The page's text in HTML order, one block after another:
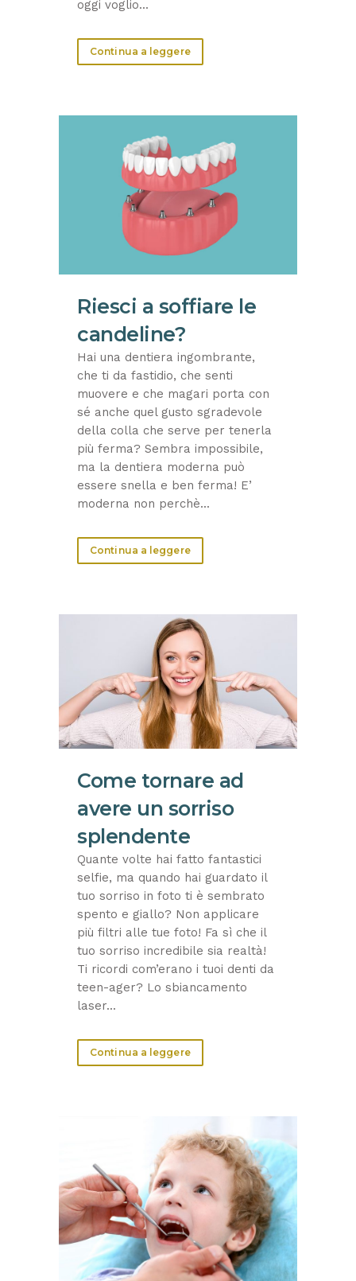
oggi voglio...
Continua a leggere
Riesci a soffiare le
candeline?
Hai una dentiera ingombrante,
che ti da fastidio, che senti
muovere e che magari porta con
sé anche quel gusto sgradevole
della colla che serve per tenerla
più ferma? Sembra impossibile,
ma la dentiera moderna può
essere snella e ben ferma! E’
moderna non perchè...
Continua a leggere
Come tornare ad
avere un sorriso
splendente
Quante volte hai fatto fantastici
selfie, ma quando hai guardato il
tuo sorriso in foto ti è sembrato
spento e giallo? Non applicare
più filtri alle tue foto! Fa sì che il
tuo sorriso incredibile sia realtà!
Ti ricordi com’erano i tuoi denti da
teen-ager? Lo sbiancamento
laser...
Continua a leggere